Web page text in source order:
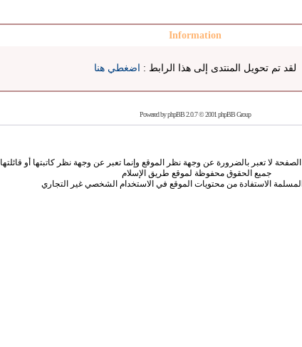
Information
لقد تم تحويل المنتدى إلى هذا الرابط : اضغطي هنا
Powered byphpBB2.0.7 © 2001 phpBB Group
لا تعبر بالضرورة عن وجهة نظر الموقع وإنما تعبر عن وجهة نظر كاتبتها أو قائلتها
جميع الحقوق محفوظة لموقع طريق الإسلام
الاستفادة من محتويات الموقع في الاستخدام الشخصي غير التجاري